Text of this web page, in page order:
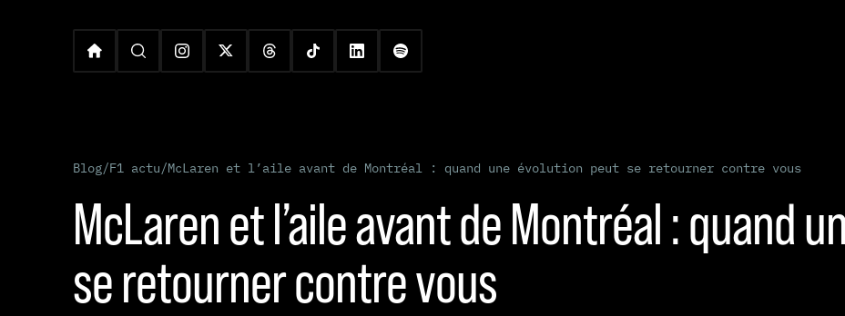
Blog/F1 actu/McLaren et l’aile avant de Montréal : quand une évolution peut se retourner contre vous
McLaren et l’aile avant de Montréal : quand
se retourner contre vous